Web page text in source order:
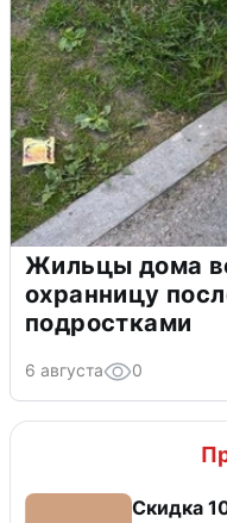
Жильцы дома
охранницу
подростками
6 августа 0
Скидка